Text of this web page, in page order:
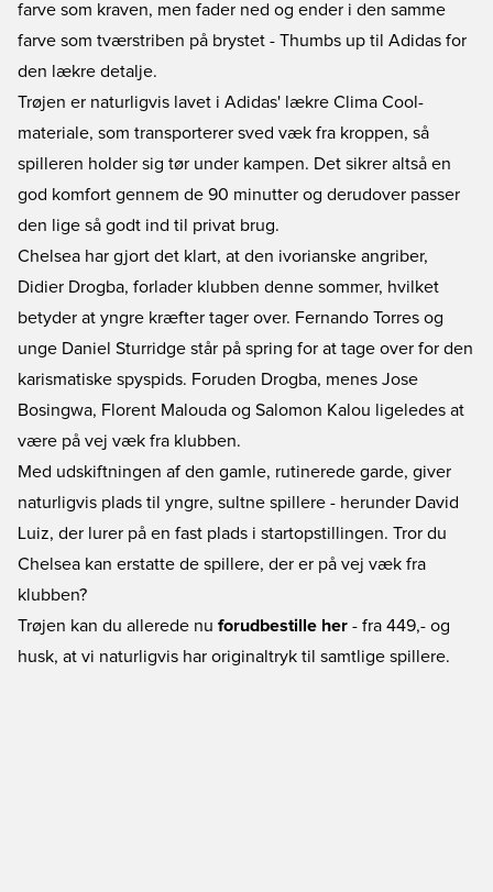
farve som kraven, men fader ned og ender i den samme
farve som tværstriben på brystet - Thumbs up til Adidas for
den lækre detalje.
Trøjen er naturligvis lavet i Adidas' lækre Clima Cool-
materiale, som transporterer sved væk fra kroppen, så
spilleren holder sig tør under kampen. Det sikrer altså en
god komfort gennem de 90 minutter og derudover passer
den lige så godt ind til privat brug.
Chelsea har gjort det klart, at den ivorianske angriber,
Didier Drogba, forlader klubben denne sommer, hvilket
betyder at yngre kræfter tager over. Fernando Torres og
unge Daniel Sturridge står på spring for at tage over for den
karismatiske spyspids. Foruden Drogba, menes Jose
Bosingwa, Florent Malouda og Salomon Kalou ligeledes at
være på vej væk fra klubben.
Med udskiftningen af den gamle, rutinerede garde, giver
naturligvis plads til yngre, sultne spillere - herunder David
Luiz, der lurer på en fast plads i startopstillingen. Tror du
Chelsea kan erstatte de spillere, der er på vej væk fra
klubben?
Trøjen kan du allerede nu forudbestille her - fra 449,- og
husk, at vi naturligvis har originaltryk til samtlige spillere.